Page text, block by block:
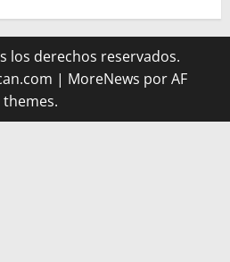
los derechos reservados.
| MoreNews por AF
themes.